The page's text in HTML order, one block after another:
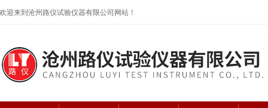
欢迎来到沧州路仪试验仪器有限公司网站！